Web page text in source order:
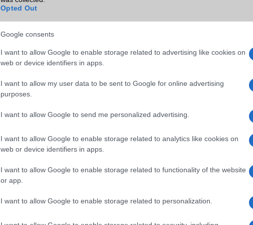
Opted Out
Google consents
I want to allow Google to enable storage related to advertising like cookies on
web or device identifiers in apps.
I want to allow my user data to be sent to Google for online advertising
purposes.
I want to allow Google to send me personalized advertising.
I want to allow Google to enable storage related to analytics like cookies on
web or device identifiers in apps.
I want to allow Google to enable storage related to functionality of the website
or app.
I want to allow Google to enable storage related to personalization.
NFC Van
GPS
aGPS (USA), Glonass (Orosz),
Push to Talk Nincs
Cserélhetőség
Az akkumulátor nem vehetõ ki!
Beszélgetési idő h /
Gyorstöltésre alkalmas
ALKALMAZÁSOK ÉS ÉRZÉKELŐK
Nincs